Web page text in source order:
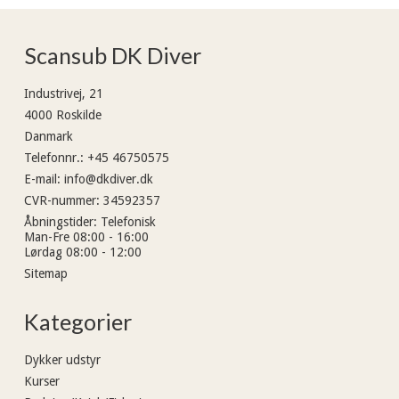
Scansub DK Diver
Industrivej, 21
4000 Roskilde
Danmark
Telefonnr.: +45 46750575
E-mail : info@dkdiver.dk
CVR-nummer: 34592357
Åbningstider: Telefonisk
Man-Fre 08:00 - 16:00
Lørdag 08:00 - 12:00
Sitemap
Kategorier
Dykker udstyr
Kurser